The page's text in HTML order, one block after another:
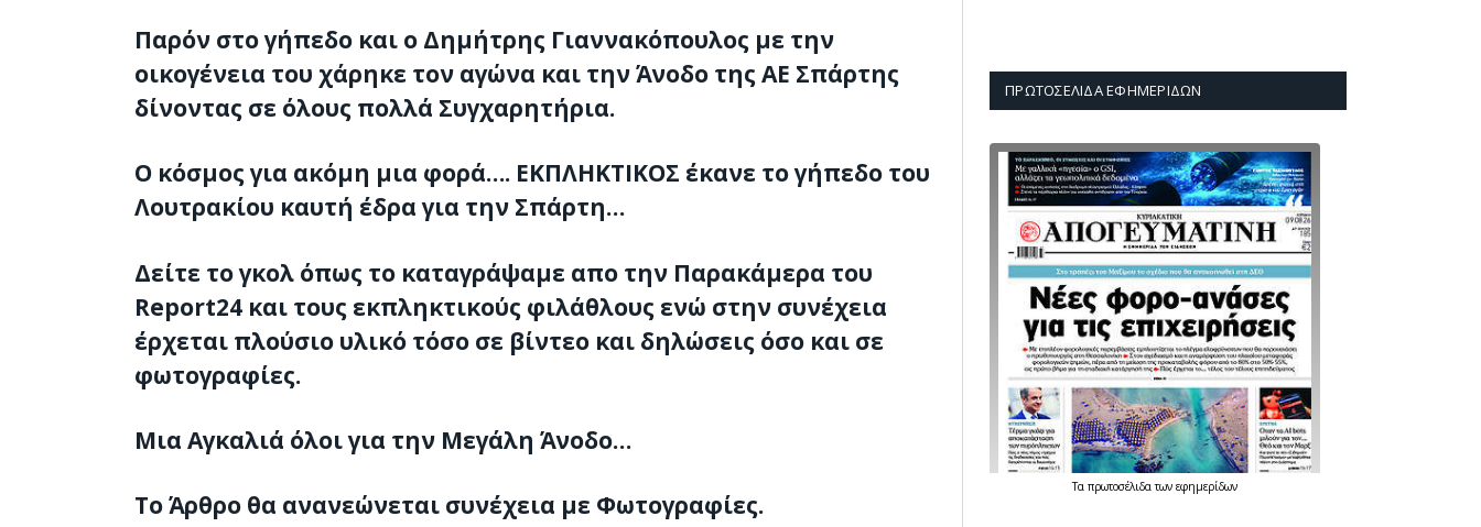
Παρόν στο γήπεδο και ο Δημήτρης Γιαννακόπουλος με την
οικογένεια του χάρηκε τον αγώνα και την Άνοδο της ΑΕ Σπάρτης
δίνοντας σε όλους πολλά Συγχαρητήρια.
Ο κόσμος για ακόμη μια φορά…. ΕΚΠΛΗΚΤΙΚΟΣ έκανε το γήπεδο του
Λουτρακίου καυτή έδρα για την Σπάρτη…
Δείτε το γκολ όπως το καταγράψαμε απο την Παρακάμερα του
Report24 και τους εκπληκτικούς φιλάθλους ενώ στην συνέχεια
έρχεται πλούσιο υλικό τόσο σε βίντεο και δηλώσεις όσο και σε
φωτογραφίες.
Μια Αγκαλιά όλοι για την Μεγάλη Άνοδο…
Το Άρθρο θα ανανεώνεται συνέχεια με Φωτογραφίες.
ΠΡΩΤΟΣΈΛΙΔΑ ΕΦΗΜΕΡΊΔΩΝ
Τα πρωτοσέλιδατων εφημερίδων